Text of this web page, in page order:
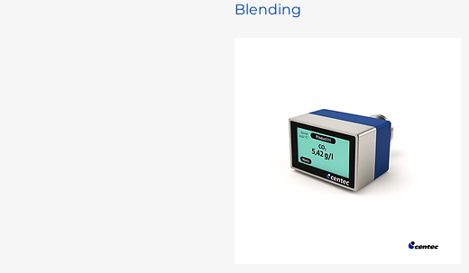
Blending